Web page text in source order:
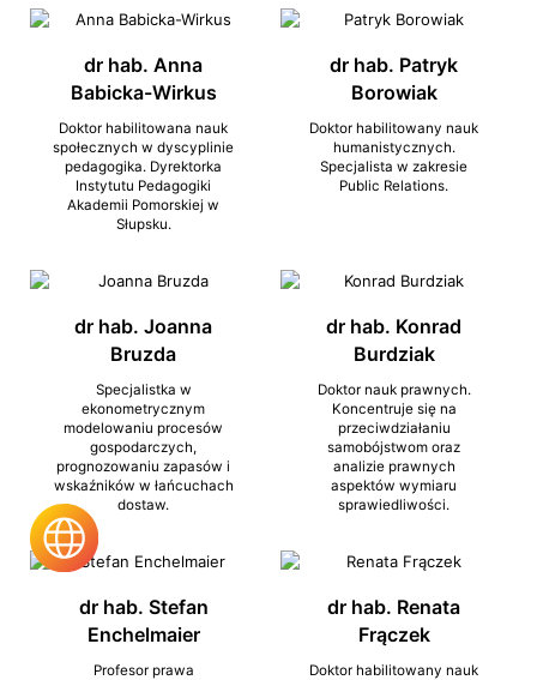
dr hab. Anna
Babicka-Wirkus
Doktor habilitowana nauk
społecznych w dyscyplinie
pedagogika. Dyrektorka
Instytutu Pedagogiki
Akademii Pomorskiej w
Słupsku.
dr hab. Patryk
Borowiak
Doktor habilitowany nauk
humanistycznych.
Specjalista w zakresie
Public Relations.
dr hab. Joanna
Bruzda
Specjalistka w
ekonometrycznym
modelowaniu procesów
gospodarczych,
prognozowaniu zapasów i
wskaźników w łańcuchach
dostaw.
dr hab. Konrad
Burdziak
Doktor nauk prawnych.
Koncentruje się na
przeciwdziałaniu
samobójstwom oraz
analizie prawnych
aspektów wymiaru
sprawiedliwości.
dr hab. Stefan
Enchelmaier
Profesor prawa
dr hab. Renata
Frączek
Doktor habilitowany nauk